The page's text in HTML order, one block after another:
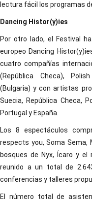
lectura fácil los programas
Dancing Histor(y)ies
Por otro lado, el Festival
europeo Dancing
cuatro compañías
(República Checa),
(Bulgaria) y con artistas
Suecia, República Checa,
Portugal y España.
Los 8 espectáculos
respects you, Soma Sema,
bosques de Nyx, Ícaro y
reunido a un total de
conferencias y talleres
El número total de